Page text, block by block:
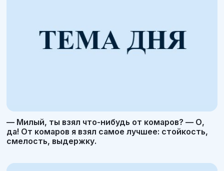
— Милый, ты взял что-нибудь от комаров? — О,
да! От комаров я взял самое лучшее: стойкость,
смелость, выдержку.